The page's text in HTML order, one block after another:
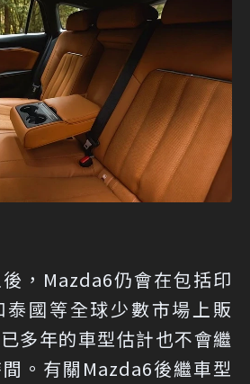
，Mazda6仍會在包括印
國等全球少數市場上販
多年的車型估計也不會繼
。有關Mazda6後繼車型